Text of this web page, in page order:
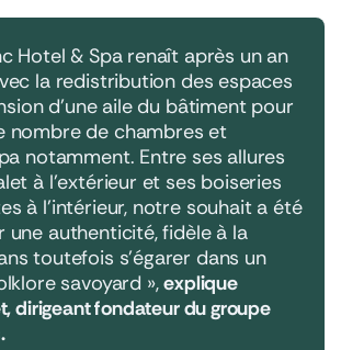
Hotel & Spa renaît après un an
la redistribution des espaces
d’une aile du bâtiment pour
nombre de chambres et
notamment. Entre ses allures
à l’extérieur et ses boiseries
à l’intérieur, notre souhait a été
une authenticité, fidèle à la
toutefois s’égarer dans un
savoyard »,explique
dirigeant fondateur du groupe